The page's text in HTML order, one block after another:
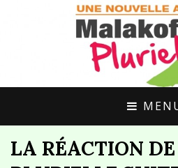
UNE ALTERNATIVE
LA RÉACTION